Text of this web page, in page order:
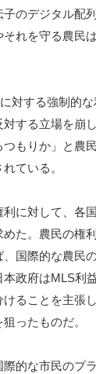
のデジタル配
れを守る農民
対する強制的な
する立場を崩
もりか」と農
ている。
に対して、各
た。農民の権
国際的な農民
政府はMLS利
ることを主張
ったものだ。
的な市民のプ